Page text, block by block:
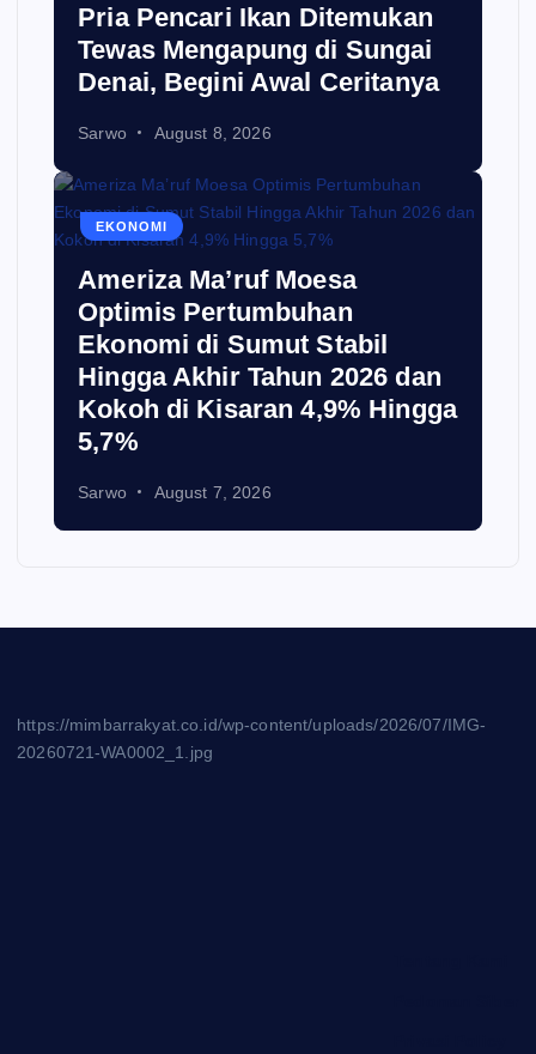
Pria Pencari Ikan Ditemukan
Tewas Mengapung di Sungai
Denai, Begini Awal Ceritanya‎
Sarwo August 8, 2026
EKONOMI
Ameriza Ma’ruf Moesa‎
Optimis Pertumbuhan
Ekonomi di Sumut Stabil
Hingga Akhir Tahun 2026 dan
Kokoh di Kisaran 4,9% Hingga
5,7%
Sarwo August 7, 2026
https://mimbarrakyat.co.id/wp-content/uploads/2026/07/IMG-
20260721-WA0002_1.jpg